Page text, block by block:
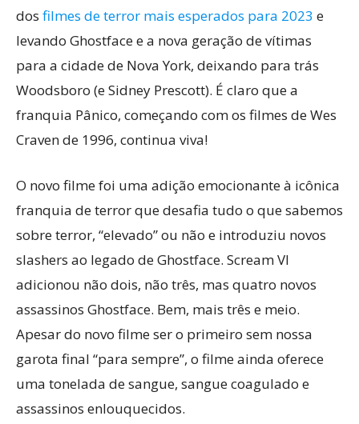
dos filmes de terror mais esperados para 2023 e
levando Ghostface e a nova geração de vítimas
para a cidade de Nova York, deixando para trás
Woodsboro (e Sidney Prescott). É claro que a
franquia Pânico, começando com os filmes de Wes
Craven de 1996, continua viva!
O novo filme foi uma adição emocionante à icônica
franquia de terror que desafia tudo o que sabemos
sobre terror, “elevado” ou não e introduziu novos
slashers ao legado de Ghostface. Scream VI
adicionou não dois, não três, mas quatro novos
assassinos Ghostface. Bem, mais três e meio.
Apesar do novo filme ser o primeiro sem nossa
garota final “para sempre”, o filme ainda oferece
uma tonelada de sangue, sangue coagulado e
assassinos enlouquecidos.